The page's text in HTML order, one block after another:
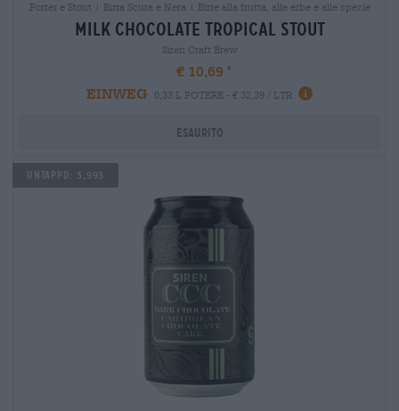
Porter e Stout | Birra Scura e Nera | Birre alla frutta, alle erbe e alle spezie
milk chocolate tropical stout
Siren Craft Brew
€ 10,69
EINWEG
0,33 L POTERE - € 32,39 / LTR
Esaurito
Untappd: 3,993